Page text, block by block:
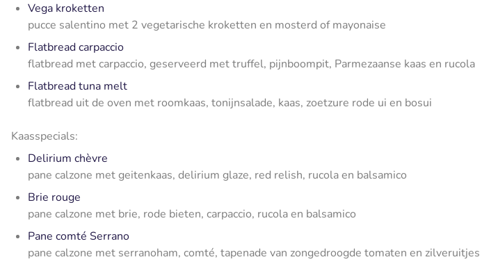
Vega kroketten
pucce salentino met 2 vegetarische kroketten en mosterd of mayonaise
Flatbread carpaccio
flatbread met carpaccio, geserveerd met truffel, pijnboompit, Parmezaanse kaas en rucola
Flatbread tuna melt
flatbread uit de oven met roomkaas, tonijnsalade, kaas, zoetzure rode ui en bosui
Kaasspecials:
Delirium chèvre
pane calzone met geitenkaas, delirium glaze, red relish, rucola en balsamico
Brie rouge
pane calzone met brie, rode bieten, carpaccio, rucola en balsamico
Pane comté Serrano
pane calzone met serranoham, comté, tapenade van zongedroogde tomaten en zilveruitjes